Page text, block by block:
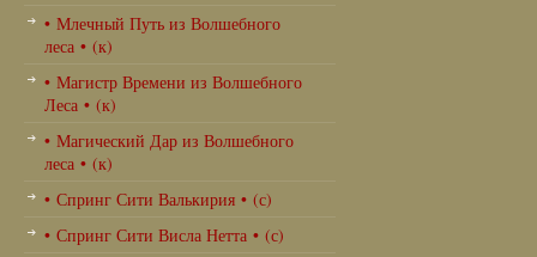
• Млечный Путь из Волшебного
леса • (к)
• Магистр Времени из Волшебного
Леса • (к)
• Магический Дар из Волшебного
леса • (к)
• Спринг Сити Валькирия • (с)
• Спринг Сити Висла Нетта • (с)